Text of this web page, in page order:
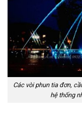
Các vòi phun tia đơn,
hệ thống